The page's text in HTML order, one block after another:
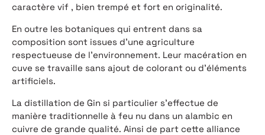
caractère vif , bien trempé et fort en originalité.
En outre les botaniques qui entrent dans sa
composition sont issues d’une agriculture
respectueuse de l’environnement. Leur macération en
cuve se travaille sans ajout de colorant ou d’éléments
artificiels.
La distillation de Gin si particulier s’effectue de
manière traditionnelle à feu nu dans un alambic en
cuivre de grande qualité. Ainsi de part cette alliance